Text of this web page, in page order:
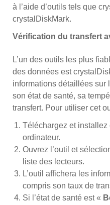
à l’aide d’outils tels que
crystalDiskMark.
Vérification du transfert
L’un des outils les plus
des données est
informations détaillées sur
son état de santé, sa
transfert. Pour utiliser cet
Téléchargez et
ordinateur.
Ouvrez l’outil et
liste des lecteurs.
L’outil affichera les
compris son taux de
Si l’état de santé est «